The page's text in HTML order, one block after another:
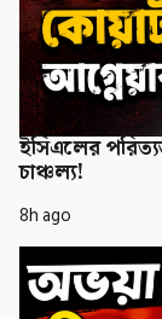
ইসিএলের
চাঞ্চল্য!
8h ago